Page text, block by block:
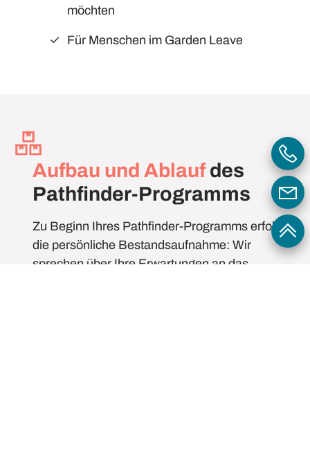
möchten
Für Menschen im Garden Leave
Aufbau und Ablaufdes
Pathfinder-Programms
Zu Beginn Ihres Pathfinder-Programms erfolgt
die persönliche Bestandsaufnahme: Wir
sprechen über Ihre Erwartungen an das